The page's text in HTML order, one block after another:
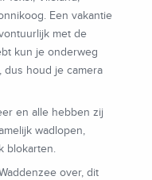
Een vakantie
met de
kun je onderweg
houd je camera
en alle hebben zij
wadlopen,
blokarten.
over, dit